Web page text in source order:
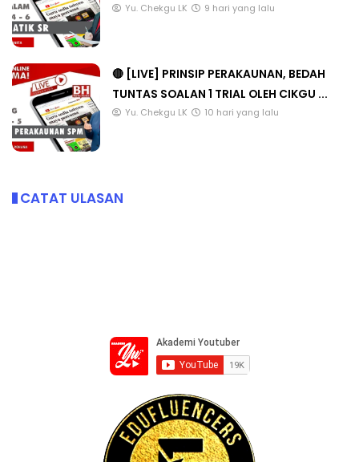
Yu. Chekgu LK 9 hari yang lalu
🔴 [LIVE] PRINSIP PERAKAUNAN, BEDAH
TUNTAS SOALAN 1 TRIAL OLEH CIKGU ...
Yu. Chekgu LK 10 hari yang lalu
CATAT ULASAN